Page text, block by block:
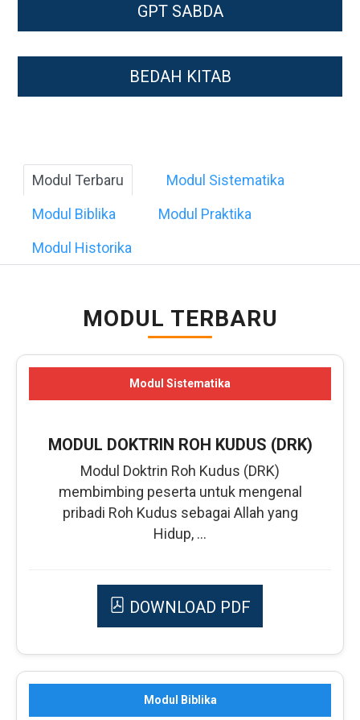
GPT SABDA
BEDAH KITAB
Modul Terbaru
Modul Sistematika
Modul Biblika
Modul Praktika
Modul Historika
MODUL TERBARU
Modul Sistematika
MODUL DOKTRIN ROH KUDUS (DRK)
Modul Doktrin Roh Kudus (DRK)
membimbing peserta untuk mengenal
pribadi Roh Kudus sebagai Allah yang
Hidup, ...
DOWNLOAD PDF
Modul Biblika